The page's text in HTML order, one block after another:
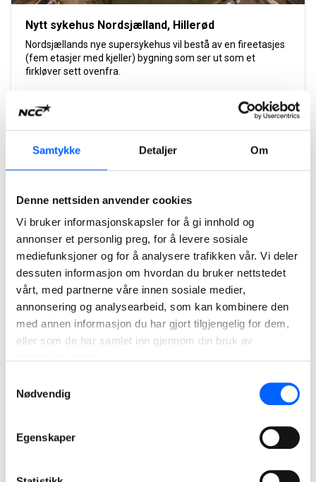
Samtykke Detaljer Om
Denne nettsiden anvender cookies
Vi bruker informasjonskapsler for å gi innhold og
annonser et personlig preg, for å levere sosiale
mediefunksjoner og for å analysere trafikken vår. Vi deler
dessuten informasjon om hvordan du bruker nettstedet
vårt, med partnerne våre innen sosiale medier,
annonsering og analysearbeid, som kan kombinere den
med annen informasjon du har gjort tilgjengelig for dem,
eller som de har samlet inn gjennom din bruk av
Nødvendig
Egenskaper
Nytt sykehus Nordsjælland, Hillerød
Nordsjællands nye supersykehus vil bestå av en fireetasjes
(fem etasjer med kjeller) bygning som ser ut som et
firkløver sett ovenfra.
Les mer om prosjektet
2026
Stasjonstiltak Strømmen-Oslo-Ski
NCC har inngått samspillskontrakt med Bane NOR for
Les mer om prosjektet
2026